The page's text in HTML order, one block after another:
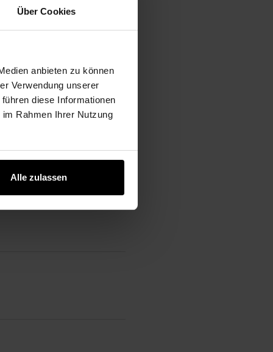
Über Cookies
anbieten zu können
Verwendung unserer
diese Informationen
Rahmen Ihrer Nutzung
Alle zulassen